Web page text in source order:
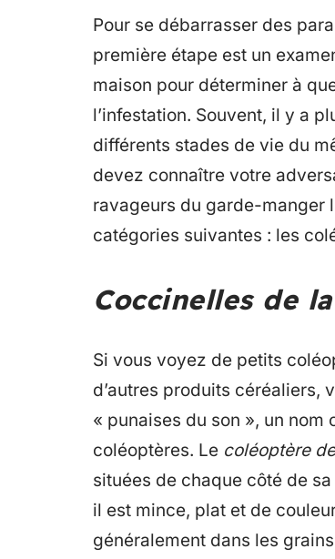
Pour se débarrasser des
première étape est un
maison pour déterminer à
l’infestation. Souvent, il y a
différents stades de vie du
devez connaître votre
ravageurs du garde-manger
catégories suivantes : les
Coccinelles de
Si vous voyez de petits
d’autres produits céréaliers,
« punaises du son », un
coléoptères. Le coléoptère
situées de chaque côté de
il est mince, plat et de
généralement dans les